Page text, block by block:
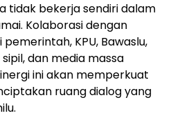
tidak bekerja sendiri dalam
Kolaborasi dengan
KPU, Bawaslu,
dan media massa
ini akan memperkuat
ruang dialog yang